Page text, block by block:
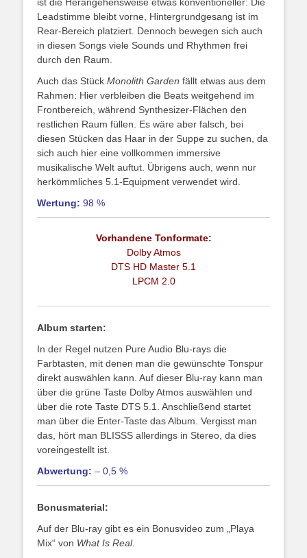
Leadstimme bleibt vorne, Hintergrundgesang ist im
Rear-Bereich platziert. Dennoch bewegen sich auch
in diesen Songs viele Sounds und Rhythmen frei
durch den Raum.
Auch das Stück Monolith Garden fällt etwas aus dem
Rahmen: Hier verbleiben die Beats weitgehend im
Frontbereich, während Synthesizer-Flächen den
restlichen Raum füllen. Es wäre aber falsch, bei
diesen Stücken das Haar in der Suppe zu suchen, da
sich auch hier eine vollkommen immersive
musikalische Welt auftut. Übrigens auch, wenn nur
herkömmliches 5.1-Equipment verwendet wird.
Wertung: 98 %
Vorhandene Tonformate:
Dolby Atmos
DTS HD Master 5.1
LPCM 2.0
Album starten:
In der Regel nutzen Pure Audio Blu-rays die
Farbtasten, mit denen man die gewünschte Tonspur
direkt auswählen kann. Auf dieser Blu-ray kann man
über die grüne Taste Dolby Atmos auswählen und
über die rote Taste DTS 5.1. Anschließend startet
man über die Enter-Taste das Album. Vergisst man
das, hört man BLISSS allerdings in Stereo, da dies
voreingestellt ist.
Abwertung: – 0,5 %
Bonusmaterial:
Auf der Blu-ray gibt es ein Bonusvideo zum „Playa
Mix“ von What Is Real.